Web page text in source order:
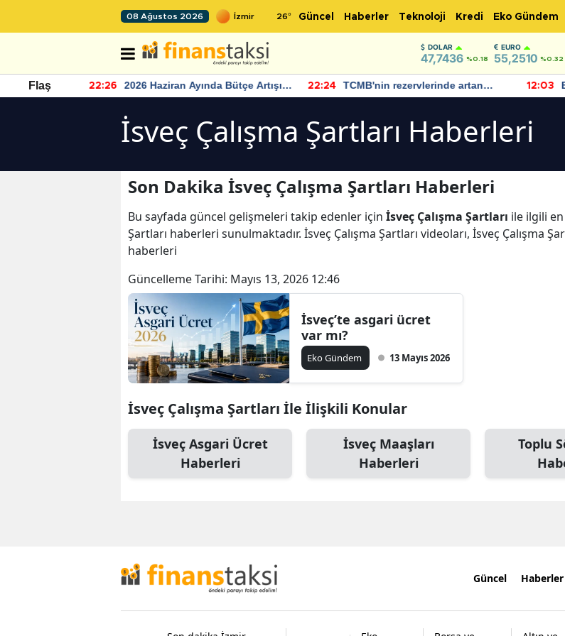
08 Ağustos 2026 26° Güncel Haberler Teknoloji Kredi Eko Gündem
DOLAR
47,7436 %0.18
EURO
55,2510 %0.32
Flaş 22:26
2026 Haziran Ayında Bütçe Artışı
Yaşandı
22:24
TCMB'nin rezervlerinde artan
momentum devam ediyor
12:03
İsveç Çalışma Şartları Haberleri
Son Dakika İsveç Çalışma Şartları Haberleri
Bu sayfada güncel gelişmeleri takip edenler için İsveç Çalışma Şartları ile ilgili
Şartları haberleri sunulmaktadır. İsveç Çalışma Şartları videoları, İsveç Çalışma
haberleri
Güncelleme Tarihi: Mayıs 13, 2026 12:46
İsveç’te asgari ücret
var mı?
Eko Gündem 13 Mayıs 2026
İsveç Çalışma Şartları İle İlişkili Konular
İsveç Asgari Ücret
Haberleri
İsveç Maaşları
Haberleri
Toplu
Güncel Haberler